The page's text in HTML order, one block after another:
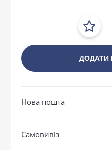
ДОДАТИ
Нова пошта
Самовивіз